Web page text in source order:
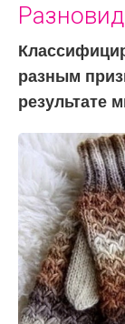
разным
результате